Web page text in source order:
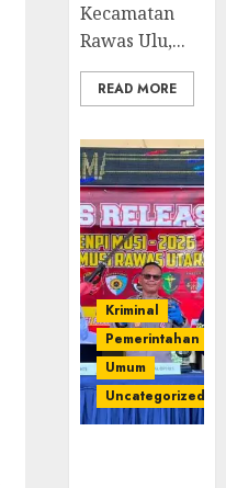
Kecamatan
Rawas Ulu,...
READ MORE
Kriminal
Pemerintahan
Umum
Uncategorized